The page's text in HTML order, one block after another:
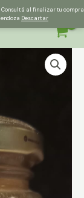
Consultá al finalizar tu compra
Descartar
Instagram